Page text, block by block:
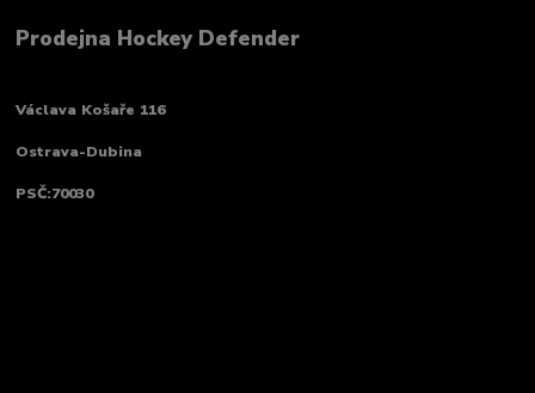
Prodejna Hockey Defender
Václava Košaře 116
Ostrava-Dubina
PSČ:70030